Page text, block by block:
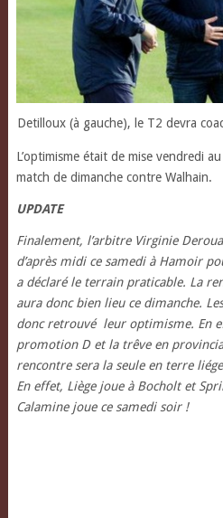
Detilloux (à gauche), le T2 devra
L’optimisme était de mise vendredi
match de dimanche contre Walhain.
UPDATE
Finalement, l’arbitre Virginie
d’après midi ce samedi à Hamoir
a déclaré le terrain praticable. La
aura donc bien lieu ce dimanche.
donc retrouvé leur optimisme. En
promotion D et la trêve en
rencontre sera la seule en terre
En effet, Liège joue à Bocholt et
Calamine joue ce samedi soir !